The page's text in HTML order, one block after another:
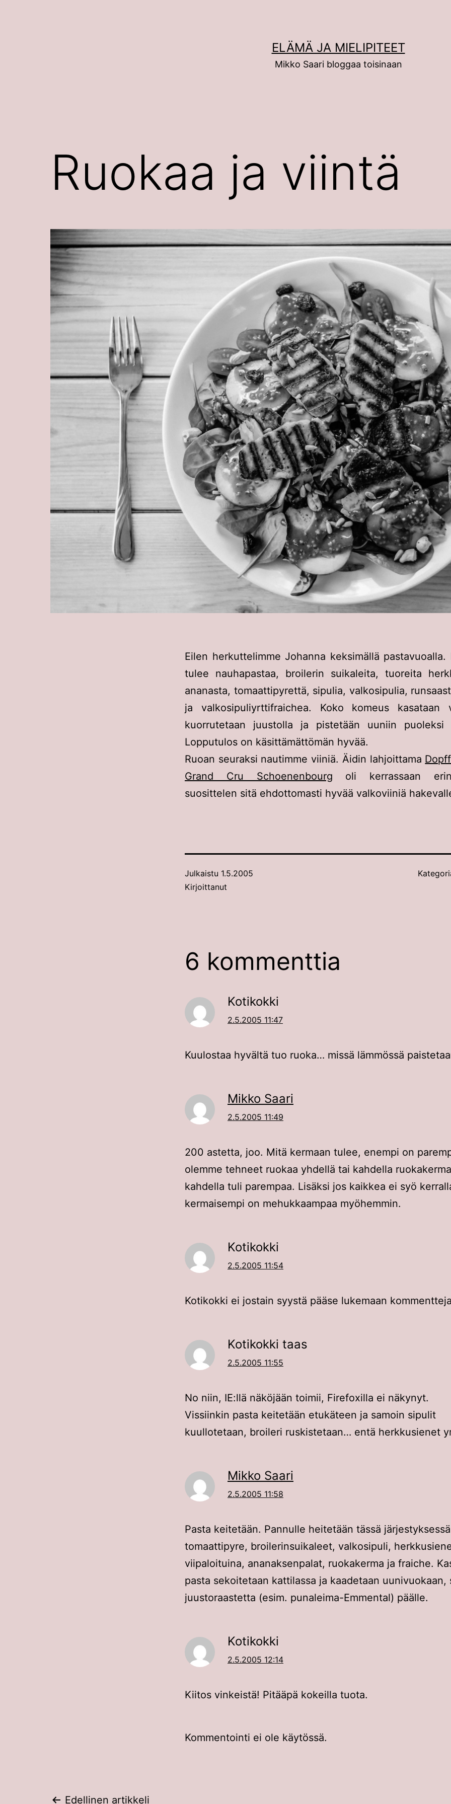
ELÄMÄ JA MIELIPITEET
Mikko Saari bloggaa toisinaan
Ruokaa ja viintä
Eilen herkuttelimme Johanna keksimällä pastavuoalla.
tulee nauhapastaa, broilerin suikaleita, tuoreita
ananasta, tomaattipyrettä, sipulia, valkosipulia,
ja valkosipuliyrttifraichea. Koko komeus kasataan
kuorrutetaan juustolla ja pistetään uuniin puoleksi
Lopputulos on käsittämättömän hyvää.
Ruoan seuraksi nautimme viiniä. Äidin lahjoittama
Grand Cru Schoenenbourg oli kerrassaan
suosittelen sitä ehdottomasti hyvää valkoviiniä
Julkaistu 1.5.2005
Kirjoittanut
6 kommenttia
Kotikokki
2.5.2005 11:47
Kuulostaa hyvältä tuo ruoka… missä lämmössä
Mikko Saari
2.5.2005 11:49
200 astetta, joo. Mitä kermaan tulee, enempi on
olemme tehneet ruokaa yhdellä tai kahdella
kahdella tuli parempaa. Lisäksi jos kaikkea ei syö
kermaisempi on mehukkaampaa myöhemmin.
Kotikokki
2.5.2005 11:54
Kotikokki ei jostain syystä pääse lukemaan
Kotikokki taas
2.5.2005 11:55
No niin, IE:llä näköjään toimii, Firefoxilla ei näkynyt.
Vissiinkin pasta keitetään etukäteen ja samoin sipulit
kuullotetaan, broileri ruskistetaan… entä herkkusienet
Mikko Saari
2.5.2005 11:58
Pasta keitetään. Pannulle heitetään tässä
tomaattipyre, broilerinsuikaleet, valkosipuli,
viipaloituina, ananaksenpalat, ruokakerma ja fraiche.
pasta sekoitetaan kattilassa ja kaadetaan uunivuokaan,
juustoraastetta (esim. punaleima-Emmental) päälle.
Kotikokki
2.5.2005 12:14
Kiitos vinkeistä! Pitääpä kokeilla tuota.
Kommentointi ei ole käytössä.
Edellinen artikkeli